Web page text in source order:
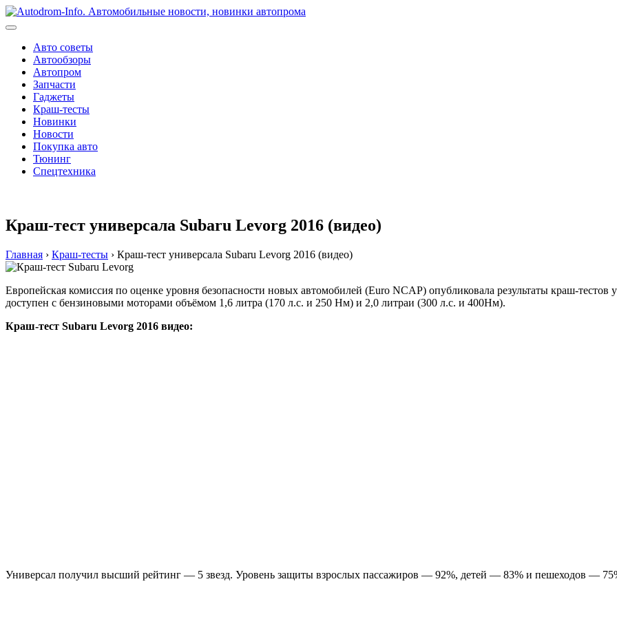
Перейти
к
Авто советы
Автообзоры
Автопром
Запчасти
Гаджеты
Краш-тесты
Новинки
Новости
Покупка авто
Тюнинг
Спецтехника
Краш-тест универсала Subaru Levorg 2016 (видео)
Главная › Краш-тесты › Краш-тест универсала Subaru Levorg 2016 (видео)
Европейская комиссия по оценке уровня безопасности новых автомобилей (Euro NCAP) опубликовала результаты краш-
доступен с бензиновыми моторами объёмом 1,6 литра (170 л.с. и 250 Нм) и 2,0 литраи (300 л.с. и 400Нм).
Краш-тест Subaru Levorg 2016 видео:
Универсал получил высший рейтинг — 5 звезд. Уровень защиты взрослых пассажиров — 92%, детей — 83% и пешеходов —